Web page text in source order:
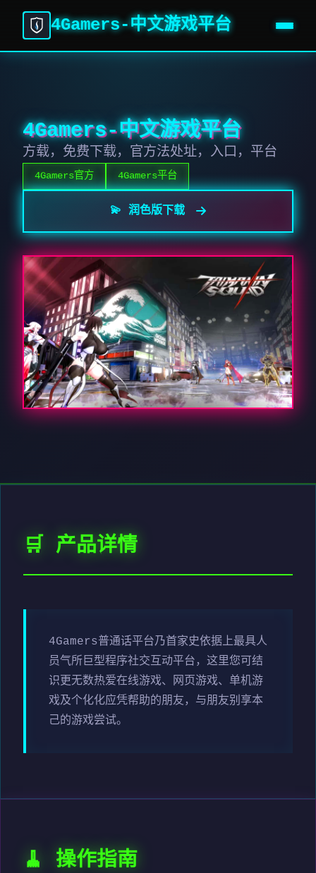
4Gamers-中文游戏平台
4Gamers-中文游戏平台
方载，免费下载，官方法处址，入口，平台
4Gamers官方 4Gamers平台
💫 润色版下载
🛒 产品详情
4Gamers普通话平台乃首家史依据上最具人
员气所巨型程序社交互动平台，这里您可结
识更无数热爱在线游戏、网页游戏、单机游
戏及个化化应凭帮助的朋友，与朋友别享本
己的游戏尝试。
🧹 操作指南